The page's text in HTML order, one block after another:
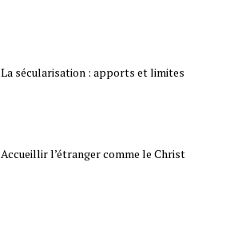
La sécularisation : apports et limites
Accueillir l’étranger comme le Christ